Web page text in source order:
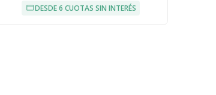
DESDE 6 CUOTAS SIN INTERÉS